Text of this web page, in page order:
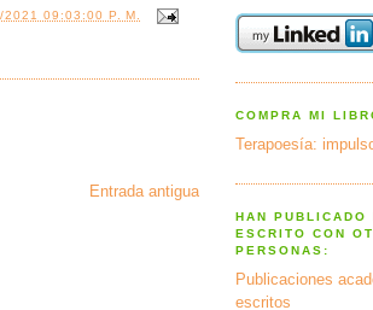
09:03:00 P. M.
Entrada antigua
COMPRA MI
Terapoesía:
HAN PUBLICADO
ESCRITO CON
PERSONAS:
Publicaciones
escritos